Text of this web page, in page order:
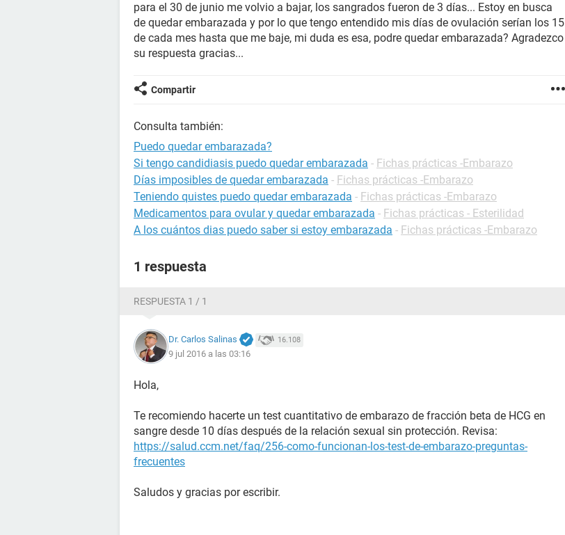
para el 30 de junio me volvio a bajar, los sangrados fueron de 3 días... Estoy en busca
de quedar embarazada y por lo que tengo entendido mis días de ovulación serían los 15
de cada mes hasta que me baje, mi duda es esa, podre quedar embarazada? Agradezco
su respuesta gracias...
Compartir
Consulta también:
Puedo quedar embarazada?
Si tengo candidiasis puedo quedar embarazada - Fichas prácticas -Embarazo
Días imposibles de quedar embarazada - Fichas prácticas -Embarazo
Teniendo quistes puedo quedar embarazada - Fichas prácticas -Embarazo
Medicamentos para ovular y quedar embarazada - Fichas prácticas - Esterilidad
A los cuántos dias puedo saber si estoy embarazada - Fichas prácticas -Embarazo
1 respuesta
RESPUESTA 1 / 1
Dr. Carlos Salinas 16.108
9 jul 2016 a las 03:16
Hola,
Te recomiendo hacerte un test cuantitativo de embarazo de fracción beta de HCG en
sangre desde 10 días después de la relación sexual sin protección. Revisa:
https://salud.ccm.net/faq/256-como-funcionan-los-test-de-embarazo-preguntas-
frecuentes
Saludos y gracias por escribir.